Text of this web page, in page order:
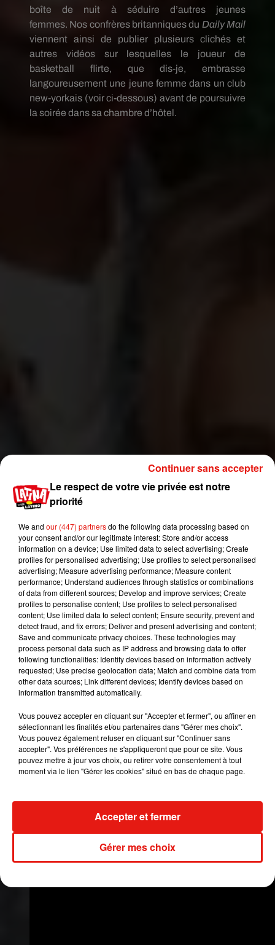
boîte de nuit à séduire d’autres jeunes
femmes. Nos confrères britanniques du DailyMail
viennent ainsi de publier plusieurs clichés et
autres vidéos sur lesquelles le joueur de
basketball flirte, que dis-je, embrasse
langoureusement une jeune femme dans un club
new-yorkais (voir ci-dessous) avant de poursuivre
la soirée dans sa chambre d’hôtel.
Les faits remontent au week-end dernier.
d’amis et une fille avec qui il a passé toute la
soirée.Ils se sont enlacés toute la soirée, c’était
évident qu’il y avait quelque chose entre eux»,
raconte un employé de l’établissement tout en
précisant que la star de NBA est arrivée aux
alentours de 19h30 avant de repartir accompagné
sur les coups de 21h30.
Ce ne serait pas la première fois que le joueur de
NBA trompe la petite sœur de
Kim Kardashian. Nos amis de TMZ viennent en
effet de ressortir une vidéo prise en octobre
dernier dans une boite de
nuit. Tristan Thompson y est surpris en train de
flirter avec deux jeunes femmes.
Le respect de votre vie privée est notre
priorité
We and our (447) partnersdo the following data processing based on
your consent and/or our legitimate interest: Store and/or access
information on a device; Use limited data to select advertising; Create
profiles for personalised advertising; Use profiles to select personalised
advertising; Measure advertising performance; Measure content
performance; Understand audiences through statistics or combinations
of data from different sources; Develop and improve services; Create
profiles to personalise content; Use profiles to select personalised
content; Use limited data to select content; Ensure security, prevent and
detect fraud, and fix errors; Deliver and present advertising and content;
Save and communicate privacy choices. These technologies may
process personal data such as IP address and browsing data to offer
following functionalities: Identify devices based on information actively
requested; Use precise geolocation data; Match and combine data from
other data sources; Link different devices; Identify devices based on
information transmitted automatically.
Vous pouvez accepter en cliquant sur "Accepter et fermer", ou affiner en
sélectionnant les finalités et/ou partenaires dans "Gérer mes choix".
Vous pouvez également refuser en cliquant sur "Continuer sans
accepter". Vos préférences ne s'appliqueront que pour ce site. Vous
pouvez mettre à jour vos choix, ou retirer votre consentement à tout
moment via le lien "Gérer les cookies" situé en bas de chaque page.
Gérer mes choix
Accepter et fermer
Continuer sans accepter